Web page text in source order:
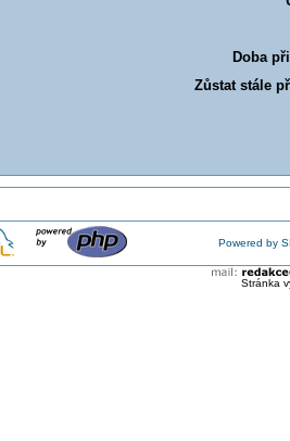
Doba
Zůstat stále
Powered by
Stránka